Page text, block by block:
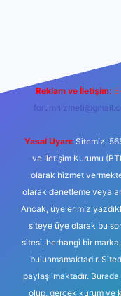
Reklam ve İletişim:
Yasal Uyarı: Sitemiz,
ve İletişim Kurumu
olarak hizmet
olarak denetleme veya
Ancak, üyelerimiz
siteye üye olarak bu
sitesi, herhangi bir
bulunmamaktadır.
paylaşılmaktadır.
olup, gerçek kurum ve